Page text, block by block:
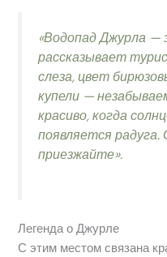
«Водопад Джурла —
рассказывает
слеза, цвет
купели —
красиво, когда
появляется радуга.
приезжайте».
Легенда о Джурле
С этим местом связана